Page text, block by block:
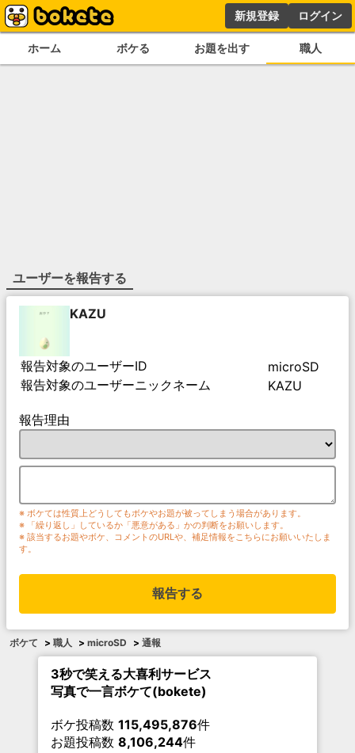
新規登録 ログイン
ホーム ボケる お題を出す 職人
ユーザーを報告する
KAZU
報告対象のユーザーID
microSD
報告対象のユーザーニックネーム
KAZU
報告理由
※ ボケては性質上どうしてもボケやお題が被ってしまう場合があります。
※ 「繰り返し」しているか「悪意がある」かの判断をお願いします。
※ 該当するお題やボケ、コメントのURLや、補足情報をこちらにお願いいたしま
す。
報告する
ボケて > 職人 > microSD > 通報
3秒で笑える大喜利サービス
写真で一言ボケて(bokete)
ボケ投稿数 115,495,876件
お題投稿数 8,106,244件